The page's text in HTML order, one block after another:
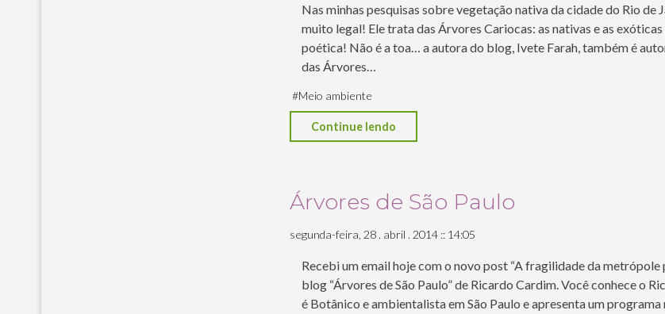
Janeiro"
Nas minhas pesquisas sobre vegetação nativa da cidade do Rio de
muito legal! Ele trata das Árvores Cariocas: as nativas e as
poética! Não é a toa… a autora do blog, Ivete Farah, também é
das Árvores…
#Meio ambiente
Continue lendo
Árvores de São Paulo
segunda-feira, 28 . abril . 2014 :: 14:05
Recebi um email hoje com o novo post “A fragilidade da metrópole
blog “Árvores de São Paulo” de Ricardo Cardim. Você conhece o
é Botânico e ambientalista em São Paulo e apresenta um programa